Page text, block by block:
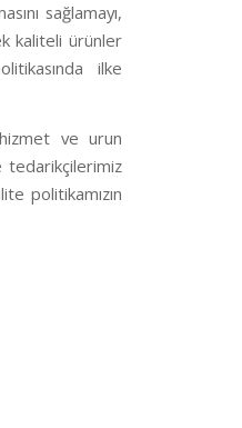
sağlamayı,
kaliteli ürünler
ilke
hizmet ve urun
tedarikçilerimiz
politikamızın